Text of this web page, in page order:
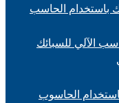
باستخدام الحاسب
الآلي للسبائك
الحاسوب